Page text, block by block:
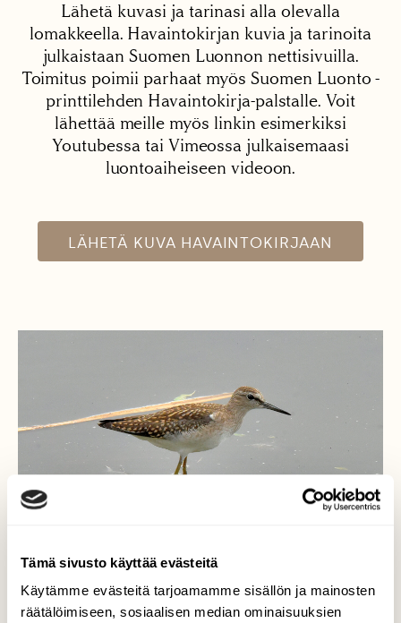
Tämä sivusto käyttää evästeitä
Käytämme evästeitä tarjoamamme sisällön ja mainosten
räätälöimiseen, sosiaalisen median ominaisuuksien
Lähetä kuvasi ja tarinasi alla olevalla
lomakkeella. Havaintokirjan kuvia ja tarinoita
julkaistaan Suomen Luonnon nettisivuilla.
Toimitus poimii parhaat myös Suomen Luonto -
printtilehden Havaintokirja-palstalle. Voit
lähettää meille myös linkin esimerkiksi
Youtubessa tai Vimeossa julkaisemaasi
luontoaiheiseen videoon.
LÄHETÄ KUVA HAVAINTOKIRJAAN